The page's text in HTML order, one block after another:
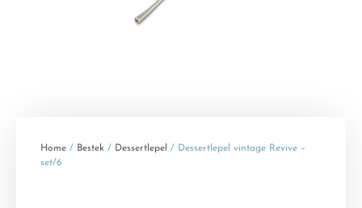
Home / Bestek / Dessertlepel / Dessertlepel vintage Revive –
set/6